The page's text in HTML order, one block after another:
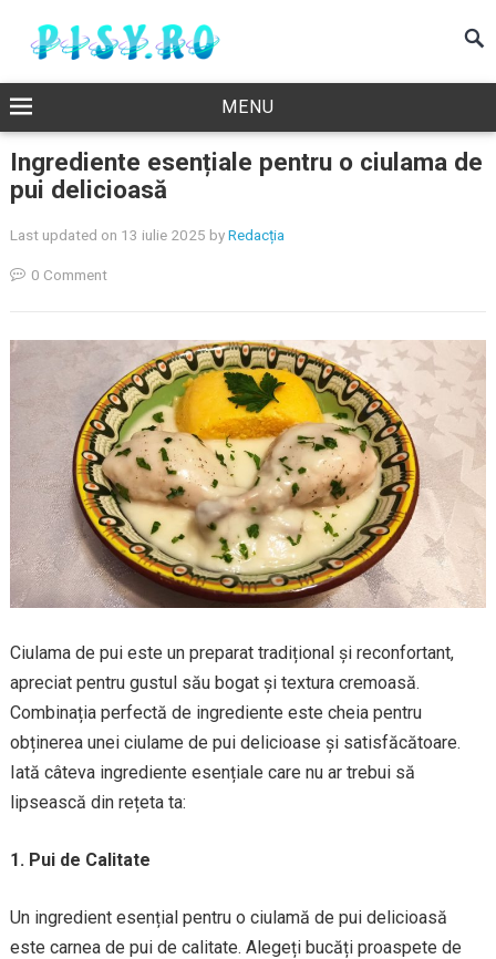
MENU
Ingrediente esențiale pentru o ciulama de
pui delicioasă
Last updated on 13 iulie 2025 byRedacția
0 Comment
Ciulama de pui este un preparat tradițional și reconfortant,
apreciat pentru gustul său bogat și textura cremoasă.
Combinația perfectă de ingrediente este cheia pentru
obținerea unei ciulame de pui delicioase și satisfăcătoare.
Iată câteva ingrediente esențiale care nu ar trebui să
lipsească din rețeta ta:
1. Pui de Calitate
Un ingredient esențial pentru o ciulamă de pui delicioasă
este carnea de pui de calitate. Alegeți bucăți proaspete de